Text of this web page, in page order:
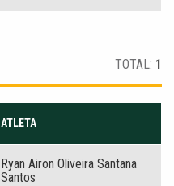
TOTAL: 1
ATLETA
Ryan Airon Oliveira Santana
Santos